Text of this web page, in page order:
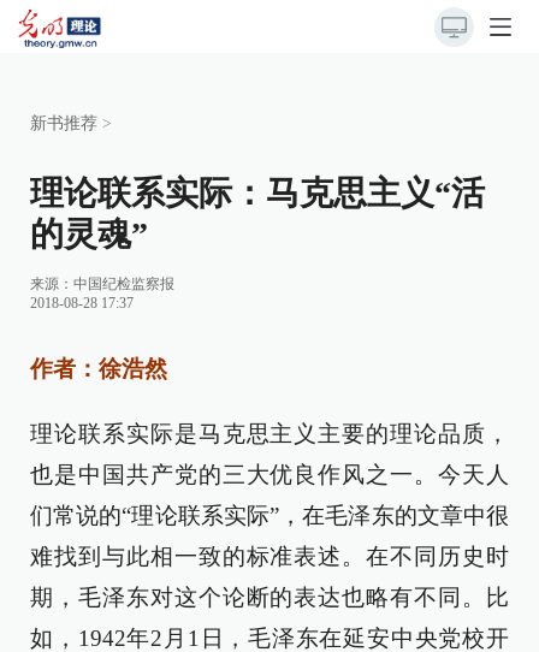
新书推荐 >
理论联系实际：马克思主义“活
的灵魂”
来源： 中国纪检监察报
2018-08-28 17:37
作者：徐浩然
理论联系实际是马克思主义主要的理论品质，
也是中国共产党的三大优良作风之一。今天人
们常说的“理论联系实际”，在毛泽东的文章中很
难找到与此相一致的标准表述。在不同历史时
期，毛泽东对这个论断的表达也略有不同。比
如，1942年2月1日，毛泽东在延安中央党校开